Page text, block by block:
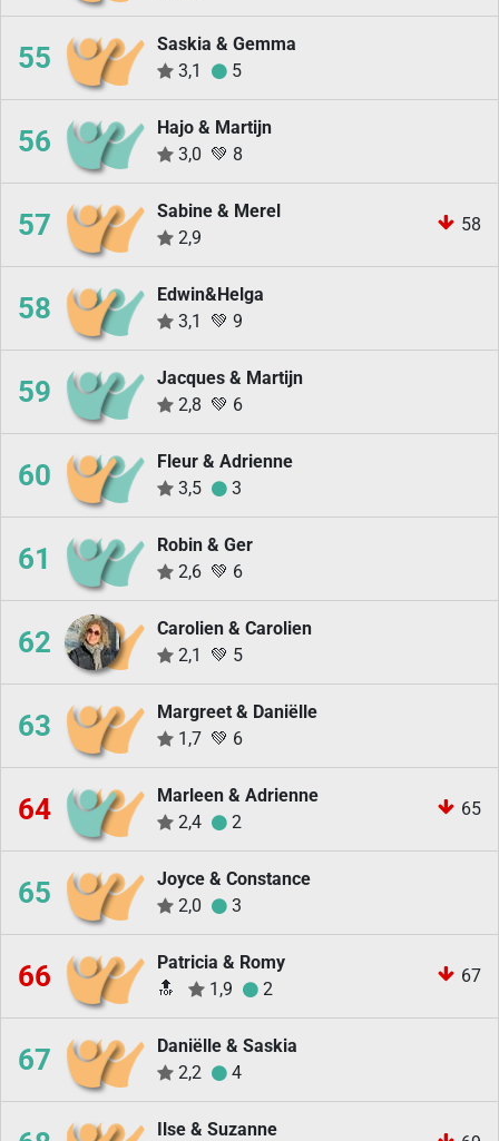
55
Saskia & Gemma
3,1
5
56
Hajo & Martijn
3,0 💚 8
57
Sabine & Merel
2,9
58
58
Edwin&Helga
3,1
💚 9
59
Jacques & Martijn
2,8 💚 6
60
Fleur & Adrienne
3,5
3
61
Robin & Ger
2,6 💚 6
62
Carolien & Carolien
2,1
💚 5
63
Margreet & Daniëlle
1,7 💚 6
64
Marleen & Adrienne
2,4
2
65
65
Joyce & Constance
2,0
3
66
Patricia & Romy
🔝
1,9 2
67
67
Daniëlle & Saskia
2,2
4
Ilse & Suzanne